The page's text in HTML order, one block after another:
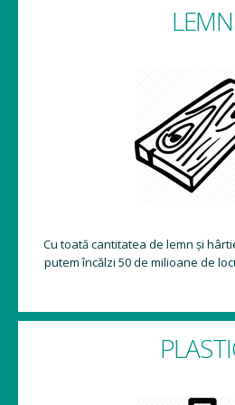
LEMN
Cu toată cantitatea de lemn și
putem încălzi 50 de milioane de